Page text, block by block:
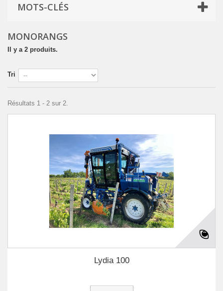
MOTS-CLÉS
MONORANGS
Il y a 2 produits.
Tri
Résultats 1 - 2 sur 2.
Lydia 100